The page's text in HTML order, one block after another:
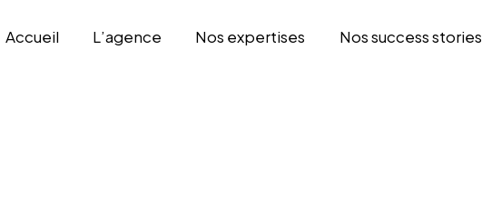
Accueil L’agence Nos expertises Nos success stories